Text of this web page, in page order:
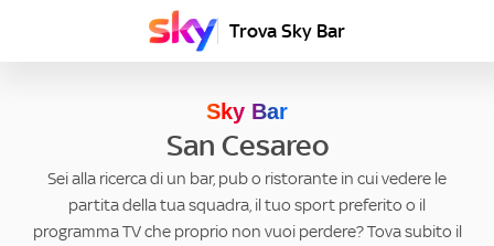
Trova Sky Bar
Sky Bar
San Cesareo
Sei alla ricerca di un bar, pub o ristorante in cui vedere le
partita della tua squadra, il tuo sport preferito o il
programma TV che proprio non vuoi perdere? Tova subito il